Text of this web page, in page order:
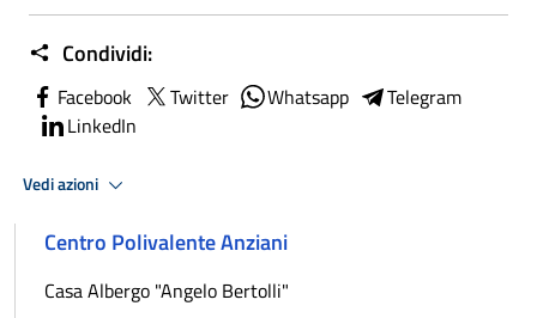
Condividi:
Facebook Twitter Whatsapp
Telegram
LinkedIn
Vedi azioni
Centro Polivalente Anziani
Casa Albergo "Angelo Bertolli"